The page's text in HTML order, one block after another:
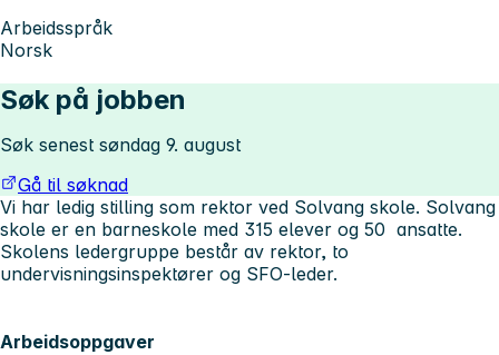
Arbeidsspråk
Norsk
Søk på jobben
Søk senest søndag 9. august
Gå til søknad
Vi har ledig stilling som rektor ved Solvang skole. Solvang
skole er en barneskole med 315 elever og 50 ansatte.
Skolens ledergruppe består av rektor, to
undervisningsinspektører og SFO-leder.
Arbeidsoppgaver